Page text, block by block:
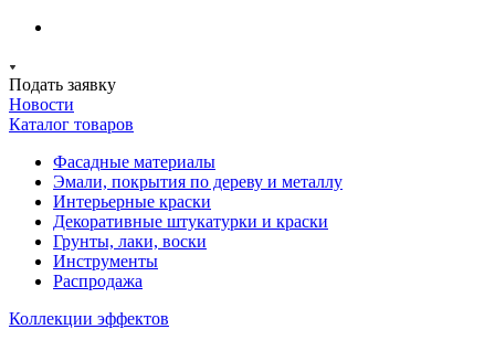
Подать заявку
Новости
Каталог товаров
Фасадные материалы
Эмали, покрытия по дереву и металлу
Интерьерные краски
Декоративные штукатурки и краски
Грунты, лаки, воски
Инструменты
Распродажа
Коллекции эффектов